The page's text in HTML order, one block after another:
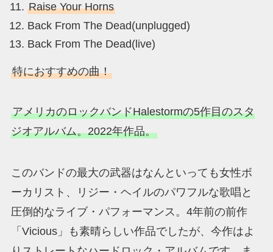
Raise Your Horns
Back From The Dead(unplugged)
Back From The Dead(live)
特におすすめの曲！
アメリカのロックバンドHalestormの5作目のスタ
ジオアルバム。2022年作品。
このバンドの最大の武器はなんといっても女性ボ
ーカリスト、リジー・ヘイルのパワフルな歌唱と
圧倒的なライブ・パフォーマンス。4年前の前作
「Vicious」も素晴らしい作品でしたが、今作はよ